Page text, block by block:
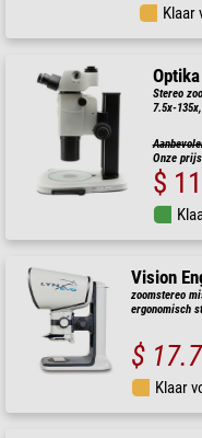
Klaar
Optika
Stereo
7.5x-
Onze
$
Vision
zoomstereo
ergonomisch
$
Klaar